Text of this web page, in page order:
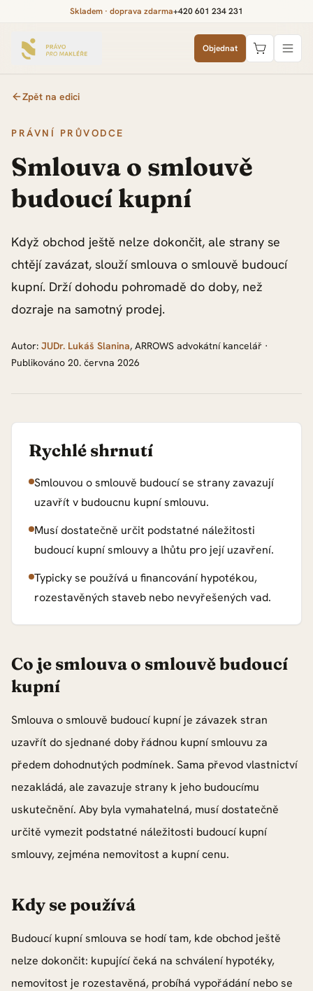
Skladem · doprava zdarma+420 601 234 231
Objednat
Zpět na edici
PRÁVNÍ PRŮVODCE
Smlouva o smlouvě
budoucí kupní
Když obchod ještě nelze dokončit, ale strany se
chtějí zavázat, slouží smlouva o smlouvě budoucí
kupní. Drží dohodu pohromadě do doby, než
dozraje na samotný prodej.
Autor: JUDr. Lukáš Slanina, ARROWS advokátní kancelář ·
Publikováno 20. června 2026
Rychlé shrnutí
Smlouvou o smlouvě budoucí se strany zavazují
uzavřít v budoucnu kupní smlouvu.
Musí dostatečně určit podstatné náležitosti
budoucí kupní smlouvy a lhůtu pro její uzavření.
Typicky se používá u financování hypotékou,
rozestavěných staveb nebo nevyřešených vad.
Co je smlouva o smlouvě budoucí
kupní
Smlouva o smlouvě budoucí kupní je závazek stran
uzavřít do sjednané doby řádnou kupní smlouvu za
předem dohodnutých podmínek. Sama převod vlastnictví
nezakládá, ale zavazuje strany k jeho budoucímu
uskutečnění. Aby byla vymahatelná, musí dostatečně
určitě vymezit podstatné náležitosti budoucí kupní
smlouvy, zejména nemovitost a kupní cenu.
Kdy se používá
Budoucí kupní smlouva se hodí tam, kde obchod ještě
nelze dokončit: kupující čeká na schválení hypotéky,
nemovitost je rozestavěná, probíhá vypořádání nebo se